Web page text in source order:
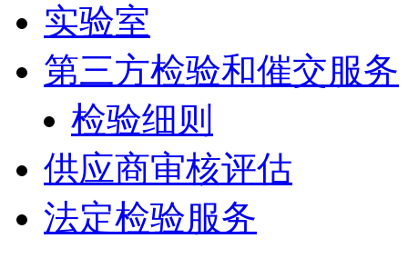
实验室
第三方检验和催交服务
检验细则
供应商审核评估
法定检验服务